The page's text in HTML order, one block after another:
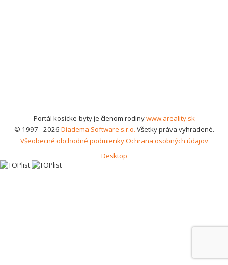
Portál kosicke-byty je členom rodinywww.areality.sk
© 1997 - 2026 Diadema Software s.r.o. Všetky práva vyhradené.
Všeobecné obchodné podmienkyOchrana osobných údajov
Desktop